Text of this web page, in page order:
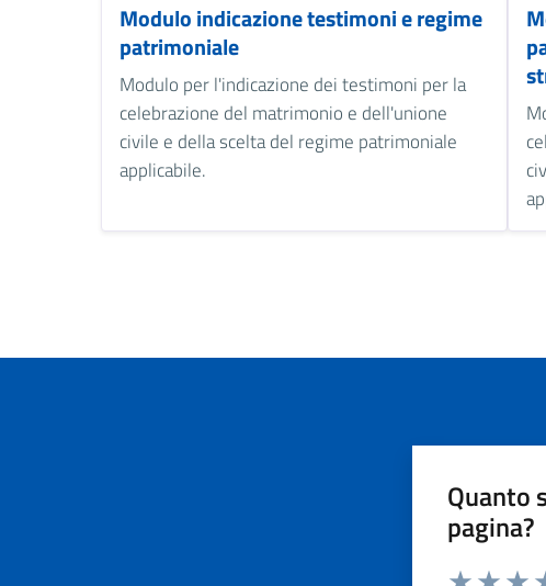
Modulo indicazione testimoni e regime
patrimoniale
Modulo per l'indicazione dei testimoni per la
celebrazione del matrimonio e dell'unione
civile e della scelta del regime patrimoniale
applicabile.
Quanto
pagina?